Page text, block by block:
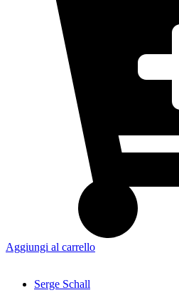
Aggiungi al carrello
Serge Schall